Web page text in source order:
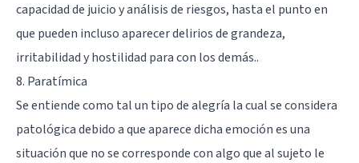
capacidad de juicio y análisis de riesgos, hasta el punto en
que pueden incluso aparecer delirios de grandeza,
irritabilidad y hostilidad para con los demás..
8. Paratímica
Se entiende como tal un tipo de alegría la cual se considera
patológica debido a que aparece dicha emoción es una
situación que no se corresponde con algo que al sujeto le